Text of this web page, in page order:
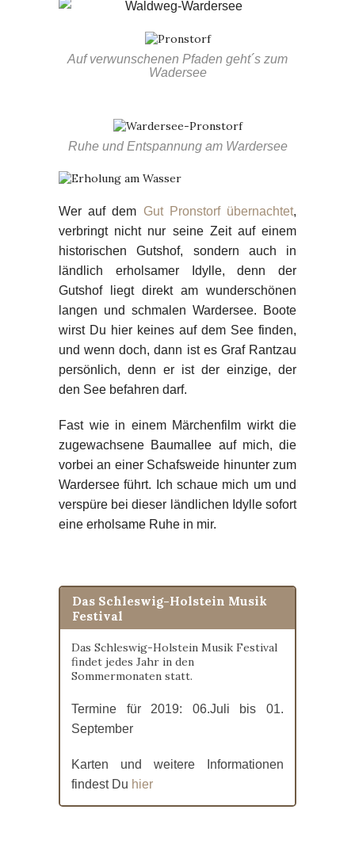
Auf verwunschenen Pfaden geht´s zum
Wadersee
Ruhe und Entspannung am Wardersee
Wer auf dem Gut Pronstorf übernachtet,
verbringt nicht nur seine Zeit auf einem
historischen Gutshof, sondern auch in
ländlich erholsamer Idylle, denn der
Gutshof liegt direkt am wunderschönen
langen und schmalen Wardersee. Boote
wirst Du hier keines auf dem See finden,
und wenn doch, dann ist es Graf Rantzau
persönlich, denn er ist der einzige, der
den See befahren darf.
Fast wie in einem Märchenfilm wirkt die
zugewachsene Baumallee auf mich, die
vorbei an einer Schafsweide hinunter zum
Wardersee führt. Ich schaue mich um und
verspüre bei dieser ländlichen Idylle sofort
eine erholsame Ruhe in mir.
Das Schleswig-Holstein Musik
Festival
Das Schleswig-Holstein Musik Festival
findet jedes Jahr in den
Sommermonaten statt.
Termine für 2019: 06.Juli bis 01.
September
Karten und weitere Informationen
findest Du hier